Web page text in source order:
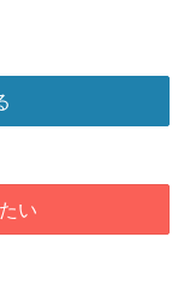
を採用している
支援する制度が
い